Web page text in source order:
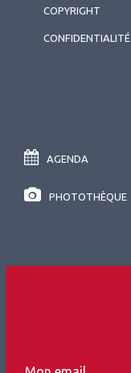
COPYRIGHT
CONFIDENTIALITÉ
AGENDA
PHOTOTHÈQUE